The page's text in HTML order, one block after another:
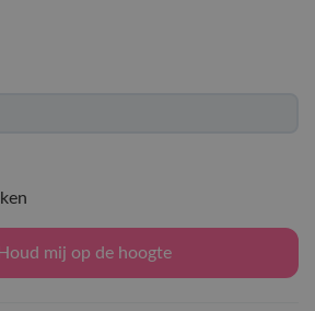
mij op de hoogte